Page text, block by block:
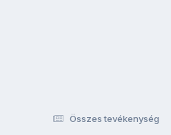
Összes tevékenység